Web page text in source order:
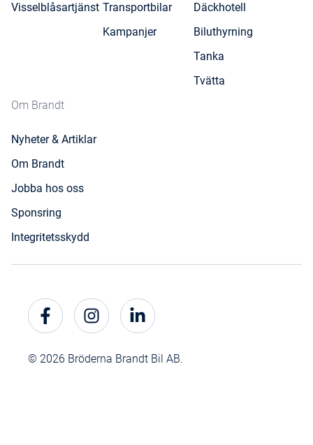
Visselblåsartjänst Transportbilar
Kampanjer
Däckhotell
Biluthyrning
Tanka
Tvätta
Om Brandt
Nyheter & Artiklar
Om Brandt
Jobba hos oss
Sponsring
Integritetsskydd
© 2026 Bröderna Brandt Bil AB.